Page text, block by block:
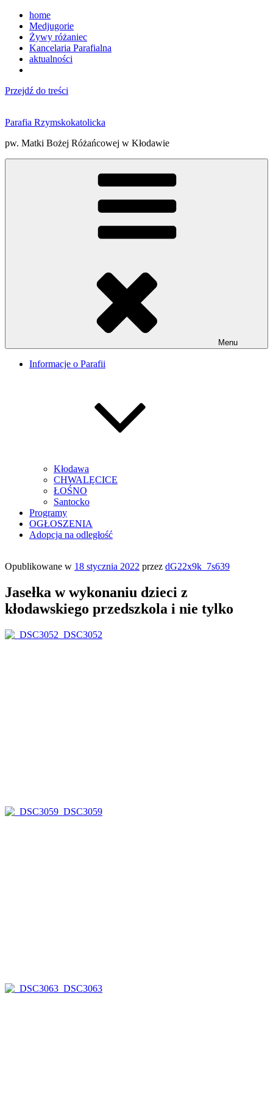
home
Medjugorie
Żywy różaniec
Kancelaria Parafialna
aktualności
Przejdź do treści
Parafia Rzymskokatolicka
pw. Matki Bożej Różańcowej w Kłodawie
Menu
Informacje o Parafii
Kłodawa
CHWALĘCICE
ŁOŚNO
Santocko
Programy
OGŁOSZENIA
Adopcja na odległość
Opublikowane w 18 stycznia 2022 przez dG22x9k_7s639
Jasełka w wykonaniu dzieci z
kłodawskiego przedszkola i nie tylko
_DSC3052
_DSC3059
_DSC3063